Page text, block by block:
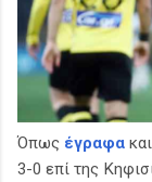
Όπως έγραφα
3-0 επί της